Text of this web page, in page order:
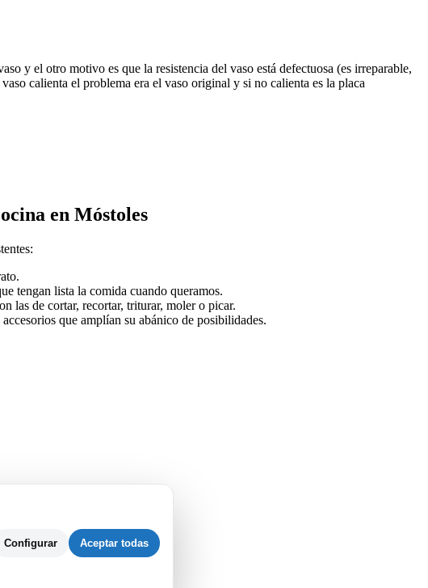
y el otro motivo es que la resistencia del vaso está defectuosa (es irreparable,
calienta el problema era el vaso original y si no calienta es la placa
en Móstoles
tengan lista la comida cuando queramos.
las de cortar, recortar, triturar, moler o picar.
que amplían su abánico de posibilidades.
Configurar Aceptar todas